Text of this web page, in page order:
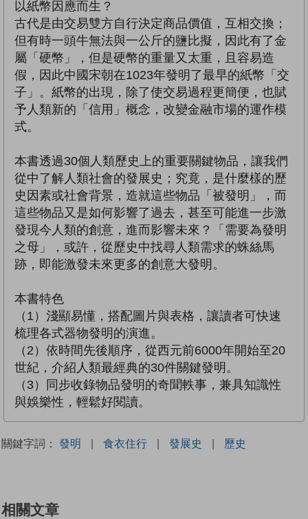
以紙幣因應而生？
古代是由交易雙方自行決定商品價值，互相交換；
但有時一頭牛無法與一公斤的鹽比擬，因此有了金
屬「硬幣」，但是硬幣的重量又太重，且容易造
假，因此中國宋朝在1023年發明了最早的紙幣「交
子」。紙幣的出現，除了使交易過程更簡便，也賦
予人類新的「信用」概念，改變金融市場的運作模
式。
本書透過30個人類歷史上的重要關鍵物品，讓我們
從中了解人類社會的發展史；究竟，是什麼樣的歷
史因素或社會背景，造就這些物品「被發明」，而
這些物品又是如何影響了過去，甚至可能進一步激
發現今人類的創意，進而影響未來？「需要為發明
之母」，或許，從歷史中找尋人類需求的蛛絲馬
跡，即能激發未來更多的創意大發明。
本書特色
（1）淺顯易懂，搭配圖片與表格，讓讀者可快速
梳理各式器物發明的演進。
（2）依時間先後順序，從西元前6000年開始至20
世紀，介紹人類最經典的30件關鍵發明。
（3）同步收錄物品發明的奇聞軼事，兼具知識性
與娛樂性，輕鬆好閱讀。
關鍵字詞： 發明 | 食衣住行 | 發展史 | 歷史
相關文章